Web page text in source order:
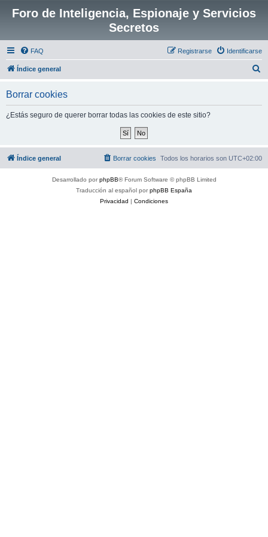
Foro de Inteligencia, Espionaje y Servicios
Secretos
FAQ Identificarse
Registrarse
Índice general
Borrar cookies
¿Estás seguro de querer borrar todas las cookies de este sitio?
Índice general Todos los horarios son UTC+02:00
Borrar cookies
Desarrollado porphpBB® Forum Software © phpBB Limited
Traducción al español porphpBB España
Privacidad | Condiciones